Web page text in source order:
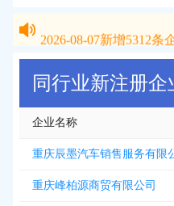
2026-08-07新增5312 条
同行业新注册企
企业名称
重庆辰墨汽车销售服务有限
重庆峰柏源商贸有限公司